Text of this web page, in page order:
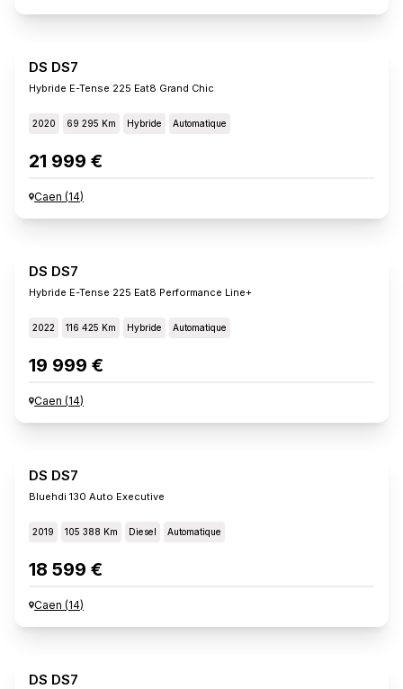
DS DS7
Hybride E-Tense 225 Eat8 Grand Chic
2020 69 295 Km Hybride Automatique
21 999 €
Caen (14)
DS DS7
Hybride E-Tense 225 Eat8 Performance Line+
2022 116 425 Km Hybride Automatique
19 999 €
Caen (14)
DS DS7
Bluehdi 130 Auto Executive
2019 105 388 Km Diesel Automatique
18 599 €
Caen (14)
DS DS7